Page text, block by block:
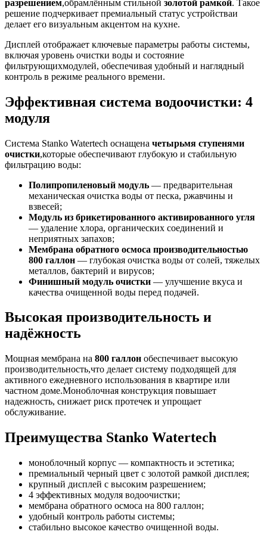
разрешением,обрамлённым стильной золотой рамкой. Такое
решение подчеркивает премиальный статус устройстваи
делает его визуальным акцентом на кухне.
Дисплей отображает ключевые параметры работы системы,
включая уровень очистки воды и состояние
фильтрующихмодулей, обеспечивая удобный и наглядный
контроль в режиме реального времени.
Эффективная система водоочистки: 4
модуля
Система Stanko Watertech оснащена четырьмя ступенями
очистки,которые обеспечивают глубокую и стабильную
фильтрацию воды:
Полипропиленовый модуль — предварительная
механическая очистка воды от песка, ржавчины и
взвесей;
Модуль из брикетированного активированного угля
— удаление хлора, органических соединений и
неприятных запахов;
Мембрана обратного осмоса производительностью
800 галлон — глубокая очистка воды от солей, тяжелых
металлов, бактерий и вирусов;
Финишный модуль очистки — улучшение вкуса и
качества очищенной воды перед подачей.
Высокая производительность и
надёжность
Мощная мембрана на 800 галлон обеспечивает высокую
производительность,что делает систему подходящей для
активного ежедневного использования в квартире или
частном доме.Моноблочная конструкция повышает
надежность, снижает риск протечек и упрощает
обслуживание.
Преимущества Stanko Watertech
моноблочный корпус — компактность и эстетика;
премиальный черный цвет с золотой рамкой дисплея;
крупный дисплей с высоким разрешением;
4 эффективных модуля водоочистки;
мембрана обратного осмоса на 800 галлон;
удобный контроль работы системы;
стабильно высокое качество очищенной воды.